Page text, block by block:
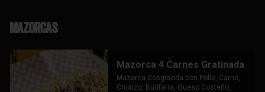
Mazorcas
Mazorca 4 Carnes Gratinada
Mazorca Desgranda con Pollo, Carne,
Chorizo, Butifarra, Queso Costeño,